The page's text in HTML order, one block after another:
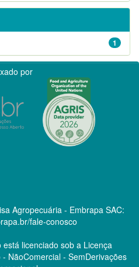
1
por
Agropecuária - Embrapa SAC:
fale-conosco
licenciado sob a Licença
NãoComercial - SemDerivações